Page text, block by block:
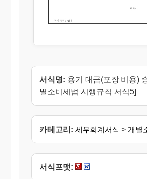
서식명: 용기 대금(포장 비용)
별소비세법 시행규칙 서식5]
카테고리: 세무회계서식 > 개별
서식포맷: